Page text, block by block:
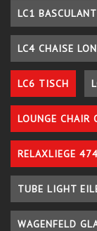
LC1 BASCULANT
LC4 CHAISE
LC6 TISCH
LOUNGE CHAIR
RELAXLIEGE
TUBE LIGHT
WAGENFELD